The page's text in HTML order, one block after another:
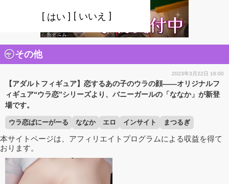
はい いいえ
その他
2023年3月22日 16:00
【アダルトフィギュア】恋するあの子のウラの顔――オリジナルフ
ィギュア“ウラ恋”シリーズより、バニーガールの「ななか」が新登
場です。
ウラ恋ばにーがーる ななか エロ インサイト まつるぎ
本サイトページは、アフィリエイトプログラムによる収益を得て
おります。